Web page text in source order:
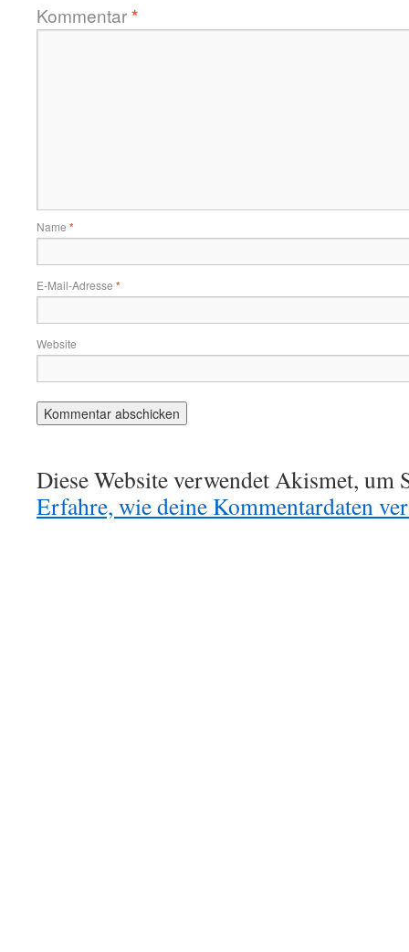
Kommentar*
Name *
E-Mail-Adresse *
Website
Diese Website verwendet Akismet, um
Erfahre, wie deine Kommentardaten